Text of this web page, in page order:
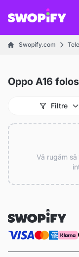
Swopify.com
Oppo A16
Filtre
Vă rugăm